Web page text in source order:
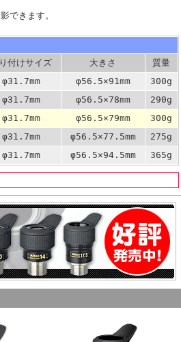
できます。
付けサイズ 大きさ
質量
φ31.7mm φ56.5×91mm
300g
φ31.7mm φ56.5×78mm
290g
φ31.7mm φ56.5×79mm
300g
φ31.7mm φ56.5×77.5mm
275g
φ31.7mm φ56.5×94.5mm 365g